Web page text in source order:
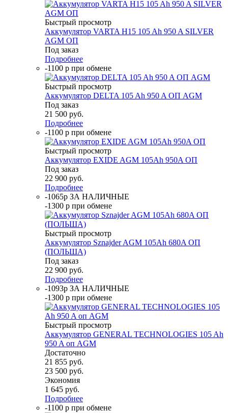
Быстрый просмотр
Аккумулятор VARTA H15 105 Ah 950 A SILVER
AGM ОП
Под заказ
Подробнее
-1100 р при обмене
Быстрый просмотр
Аккумулятор DELTA 105 Ah 950 A ОП AGM
Под заказ
21 500 руб.
Подробнее
-1100 р при обмене
Быстрый просмотр
Аккумулятор EXIDE AGM 105Ah 950A ОП
Под заказ
22 900 руб.
Подробнее
-1065р ЗА НАЛИЧНЫЕ
-1300 р при обмене
Быстрый просмотр
Аккумулятор Sznajder AGM 105Ah 680A ОП
(ПОЛЬША)
Под заказ
22 900 руб.
Подробнее
-1093р ЗА НАЛИЧНЫЕ
-1300 р при обмене
Быстрый просмотр
Аккумулятор GENERAL TECHNOLOGIES 105 Ah
950 A оп AGM
Достаточно
21 855 руб.
23 500 руб.
Экономия
1 645 руб.
Подробнее
-1100 р при обмене